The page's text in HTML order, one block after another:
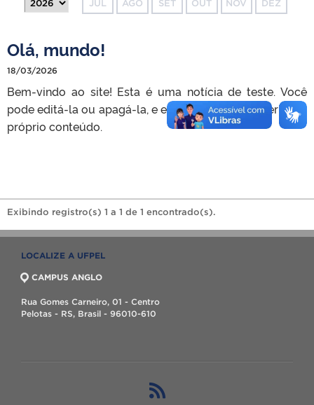
OUVIDORIA
TELEFONES
JUL AGO SET OUT NOV DEZ
Olá, mundo!
18/03/2026
Bem-vindo ao site! Esta é uma notícia de teste. Você
pode editá-la ou apagá-la, e então começar a inserir seu
próprio conteúdo.
Exibindo registro(s) 1 a 1 de 1 encontrado(s).
LOCALIZE A UFPEL
CAMPUS ANGLO
Rua Gomes Carneiro, 01 - Centro
Pelotas - RS, Brasil - 96010-610